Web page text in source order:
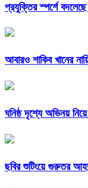
প্রযুক্তির স্পর্শে
আবারও শাকিব খানের
ঘনিষ্ঠ দৃশ্যে অভিনয় নিয়ে
ছবির শুটিংয়ে গুরুতর